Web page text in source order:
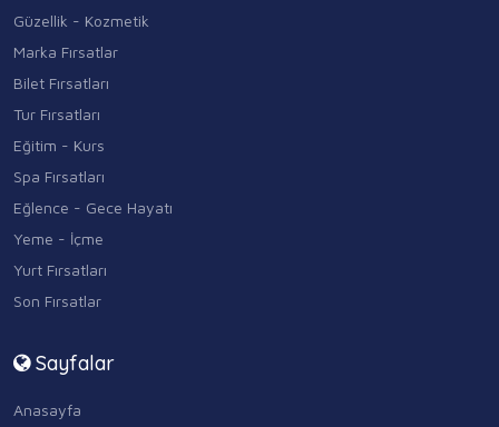
Güzellik - Kozmetik
Marka Fırsatlar
Bilet Fırsatları
Tur Fırsatları
Eğitim - Kurs
Spa Fırsatları
Eğlence - Gece Hayatı
Yeme - İçme
Yurt Fırsatları
Son Fırsatlar
Sayfalar
Anasayfa